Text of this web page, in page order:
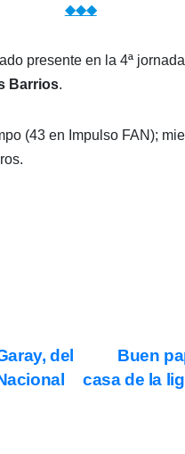
◆◆◆
presente en la 4ª
Barrios.
(43 en Impulso FAN);
Buen
casa de la
del